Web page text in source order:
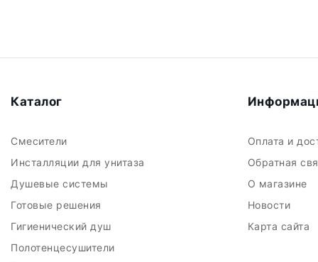
Каталог
Смесители
Инсталляции для унитаза
Душевые системы
Готовые решения
Гигиенический душ
Полотенцесушители
Оплата и
Обратная
О магазине
Новости
Карта сайта